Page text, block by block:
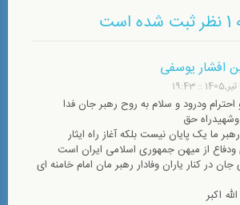
افشار یوسفی
احترام ودرود و سلام به روح رهبر جان فدا
حق
ما یک پایان نیست بلکه آغاز راه ایثار
ودفاع از میهن جمهوری اسلامی ایران است
جان در کنار یاران وفادار رهبر مان امام خامنه ای
اکبر